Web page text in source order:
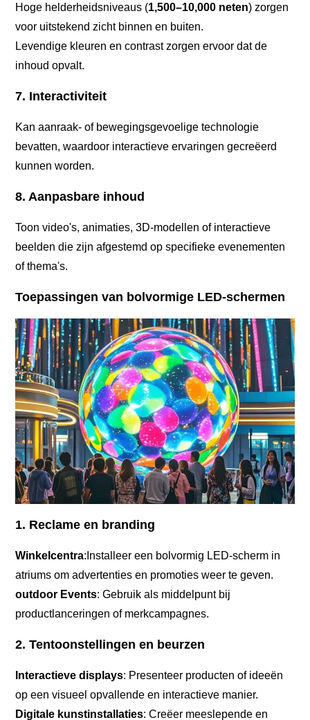
Hoge helderheidsniveaus (1,500–10,000 neten) zorgen
voor uitstekend zicht binnen en buiten.
Levendige kleuren en contrast zorgen ervoor dat de
inhoud opvalt.
7. Interactiviteit
Kan aanraak- of bewegingsgevoelige technologie
bevatten, waardoor interactieve ervaringen gecreëerd
kunnen worden.
8. Aanpasbare inhoud
Toon video's, animaties, 3D-modellen of interactieve
beelden die zijn afgestemd op specifieke evenementen
of thema's.
Toepassingen van bolvormige LED-schermen
1. Reclame en branding
Winkelcentra:Installeer een bolvormig LED-scherm in
atriums om advertenties en promoties weer te geven.
outdoor Events: Gebruik als middelpunt bij
productlanceringen of merkcampagnes.
2. Tentoonstellingen en beurzen
Interactieve displays: Presenteer producten of ideeën
op een visueel opvallende en interactieve manier.
Digitale kunstinstallaties: Creëer meeslepende en